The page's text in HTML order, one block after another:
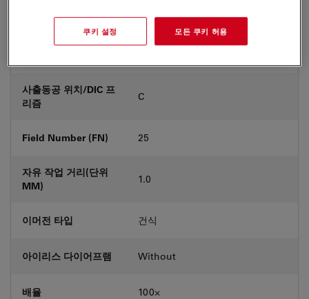
보정링(CORR) -
사출동공 위치/DIC 프
리즘
C
Field Number (FN) 25
자유 작업 거리(단위
MM)
1.0
이머전 타입 건식
아이리스 다이어프램 Without
배율 100⨉
쿠키 설정 모든 쿠키 허용